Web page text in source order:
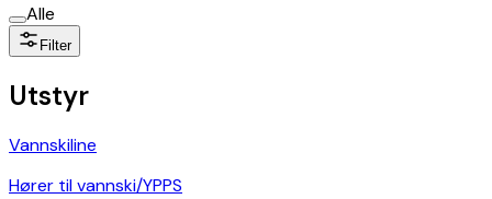
Alle
Filter
Utstyr
Vannskiline
Hører til vannski/YPPS